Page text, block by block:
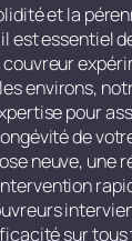
et la
est essentiel
environs,
pour
de
neuve, une
sur tous